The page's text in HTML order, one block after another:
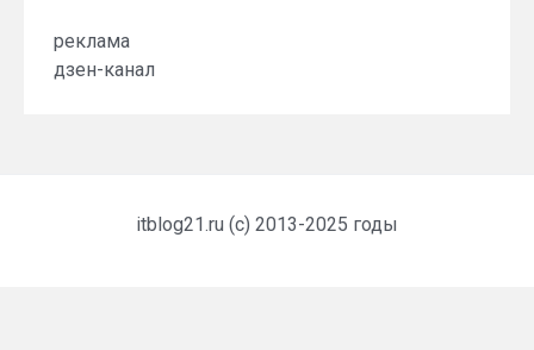
реклама
дзен-канал
itblog21.ru (c) 2013-2025 годы